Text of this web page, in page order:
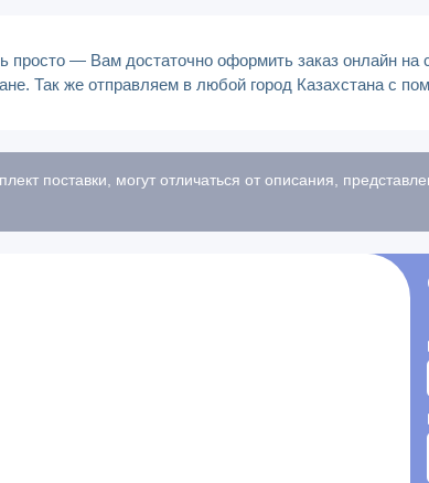
просто — Вам достаточно оформить заказ онлайн
Так же отправляем в любой город Казахстана с
поставки, могут отличаться от описания,